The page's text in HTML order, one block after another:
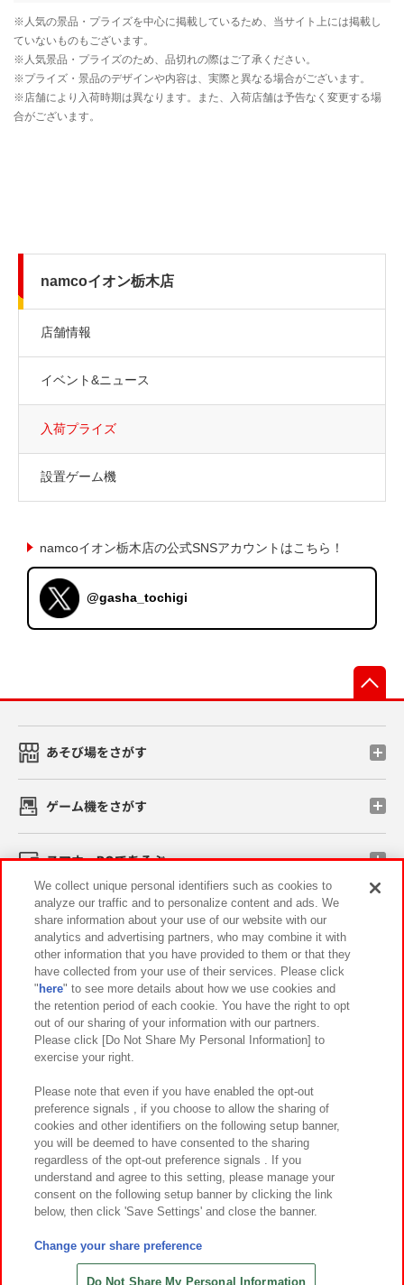
namcoイオン栃木店
店舗情報
イベント&ニュース
入荷プライズ
設置ゲーム機
namcoイオン栃木店の公式SNSアカウントはこちら！
@gasha_tochigi
あそび場をさがす
ゲーム機をさがす
スマホ・PCであそぶ
イベント・キャンペーン
関連会社 サステナビリティ サイトポリシー
プライバシーポリシー ウェブアクセシビリティ方針と検証結果
お取引先さまとともに
カスタマーハラスメント対応方針 よくあるご質問・お問い合わせ
©Bandai Namco Amusement Inc.
©Bandai Namco Amusement Lab Inc.
©HANAYASHIKI Co., Ltd. All Rights Reserved.
We collect unique personal identifiers such as cookies to
analyze our traffic and to personalize content and ads. We
share information about your use of our website with our
analytics and advertising partners, who may combine it with
other information that you have provided to them or that they
have collected from your use of their services. Please click
" here" to see more details about how we use cookies and
the retention period of each cookie. You have the right to opt
out of our sharing of your information with our partners.
Please click [Do Not Share My Personal Information] to
exercise your right.
Please note that even if you have enabled the opt-out
preference signals , if you choose to allow the sharing of
cookies and other identifiers on the following setup banner,
you will be deemed to have consented to the sharing
regardless of the opt-out preference signals . If you
understand and agree to this setting, please manage your
consent on the following setup banner by clicking the link
below, then click 'Save Settings' and close the banner.
Change your share preference
Do Not Share My Personal Information